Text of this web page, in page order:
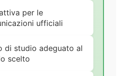
per le
ufficiali
di studio adeguato al
scelto